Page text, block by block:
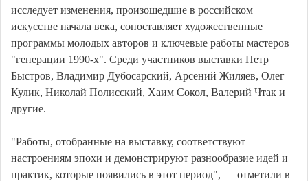
исследует изменения, произошедшие в российском
искусстве начала века, сопоставляет художественные
программы молодых авторов и ключевые работы мастеров
"генерации 1990-х". Среди участников выставки Петр
Быстров, Владимир Дубосарский, Арсений Жиляев, Олег
Кулик, Николай Полисский, Хаим Сокол, Валерий Чтак и
другие.
"Работы, отобранные на выставку, соответствуют
настроениям эпохи и демонстрируют разнообразие идей и
практик, которые появились в этот период", — отметили в